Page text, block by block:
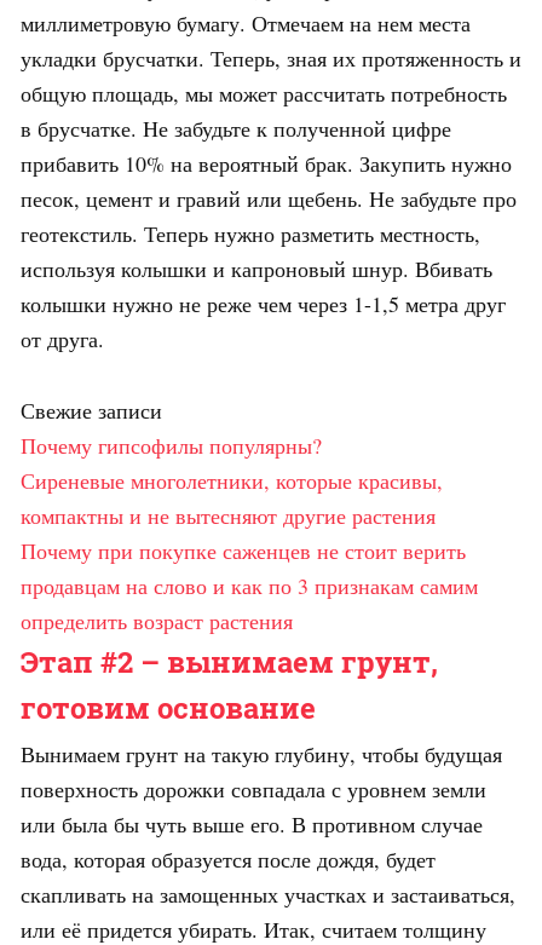
миллиметровую бумагу. Отмечаем на нем места
укладки брусчатки. Теперь, зная их протяженность и
общую площадь, мы может рассчитать потребность
в брусчатке. Не забудьте к полученной цифре
прибавить 10% на вероятный брак. Закупить нужно
песок, цемент и гравий или щебень. Не забудьте про
геотекстиль. Теперь нужно разметить местность,
используя колышки и капроновый шнур. Вбивать
колышки нужно не реже чем через 1-1,5 метра друг
от друга.
Свежие записи
Почему гипсофилы популярны?
Сиреневые многолетники, которые красивы,
компактны и не вытесняют другие растения
Почему при покупке саженцев не стоит верить
продавцам на слово и как по 3 признакам самим
определить возраст растения
Этап #2 – вынимаем грунт,
готовим основание
Вынимаем грунт на такую глубину, чтобы будущая
поверхность дорожки совпадала с уровнем земли
или была бы чуть выше его. В противном случае
вода, которая образуется после дождя, будет
скапливать на замощенных участках и застаиваться,
или её придется убирать. Итак, считаем толщину